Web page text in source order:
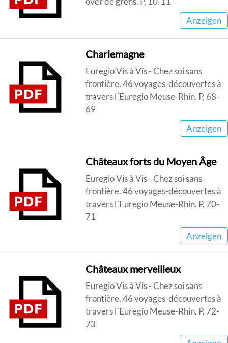
Anzeigen
Charlemagne
Euregio Vis à Vis - Chez soi sans
frontière. 46 voyages-découvertes à
travers l´Euregio Meuse-Rhin. P, 68-
69
Anzeigen
Châteaux forts du Moyen Âge
Euregio Vis à Vis - Chez soi sans
frontière. 46 voyages-découvertes à
travers l´Euregio Meuse-Rhin. P, 70-
71
Anzeigen
Châteaux merveilleux
Euregio Vis à Vis - Chez soi sans
frontière. 46 voyages-découvertes à
travers l´Euregio Meuse-Rhin. P, 72-
73